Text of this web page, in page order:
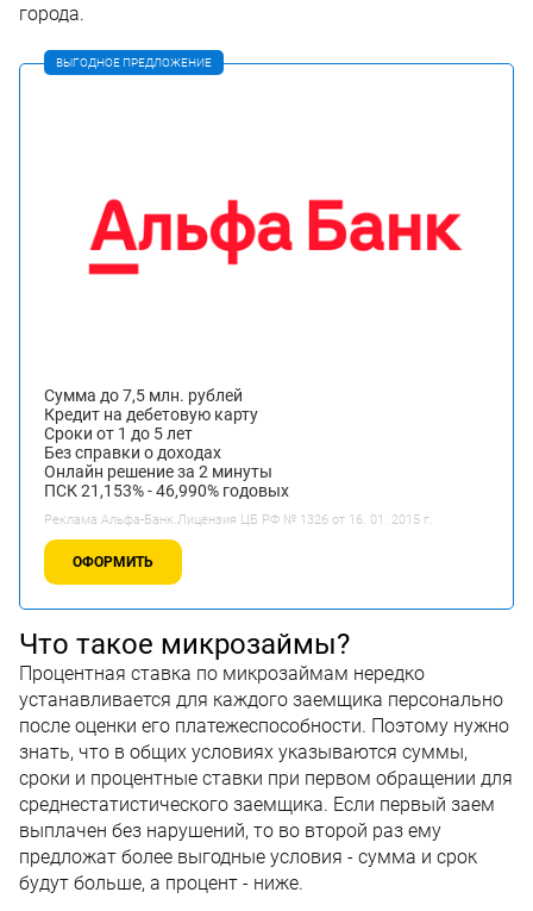
города.
ВЫГОДНОЕ ПРЕДЛОЖЕНИЕ
Сумма до 7,5 млн. рублей
Кредит на дебетовую карту
Сроки от 1 до 5 лет
Без справки о доходах
Онлайн решение за 2 минуты
ПСК 21,153% - 46,990% годовых
Реклама Альфа-Банк.Лицензия ЦБ РФ № 1326 от 16. 01. 2015 г.
ОФОРМИТЬ
Что такое микрозаймы?
Процентная ставка по микрозаймам нередко
устанавливается для каждого заемщика персонально
после оценки его платежеспособности. Поэтому нужно
знать, что в общих условиях указываются суммы,
сроки и процентные ставки при первом обращении для
среднестатистического заемщика. Если первый заем
выплачен без нарушений, то во второй раз ему
предложат более выгодные условия - сумма и срок
будут больше, а процент - ниже.